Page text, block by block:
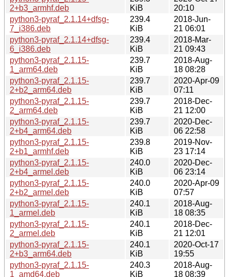
2+b3_armhf.deb
KiB
20:10
python3-pyraf_2.1.14+dfsg-
7_i386.deb
239.4
KiB
2018-Jun-
21 06:01
python3-pyraf_2.1.14+dfsg-
6_i386.deb
239.4
KiB
2018-Mar-
21 09:43
python3-pyraf_2.1.15-
1_arm64.deb
239.7
KiB
2018-Aug-
18 08:28
python3-pyraf_2.1.15-
2+b2_arm64.deb
239.7
KiB
2020-Apr-09
07:11
python3-pyraf_2.1.15-
2_arm64.deb
239.7
KiB
2018-Dec-
21 12:00
python3-pyraf_2.1.15-
2+b4_arm64.deb
239.7
KiB
2020-Dec-
06 22:58
python3-pyraf_2.1.15-
2+b1_armhf.deb
239.8
KiB
2019-Nov-
23 17:14
python3-pyraf_2.1.15-
2+b4_armel.deb
240.0
KiB
2020-Dec-
06 23:14
python3-pyraf_2.1.15-
2+b2_armel.deb
240.0
KiB
2020-Apr-09
07:57
python3-pyraf_2.1.15-
1_armel.deb
240.1
KiB
2018-Aug-
18 08:35
python3-pyraf_2.1.15-
2_armel.deb
240.1
KiB
2018-Dec-
21 12:01
python3-pyraf_2.1.15-
2+b3_arm64.deb
240.1
KiB
2020-Oct-17
19:55
python3-pyraf_2.1.15-
1_amd64.deb
240.3
KiB
2018-Aug-
18 08:39